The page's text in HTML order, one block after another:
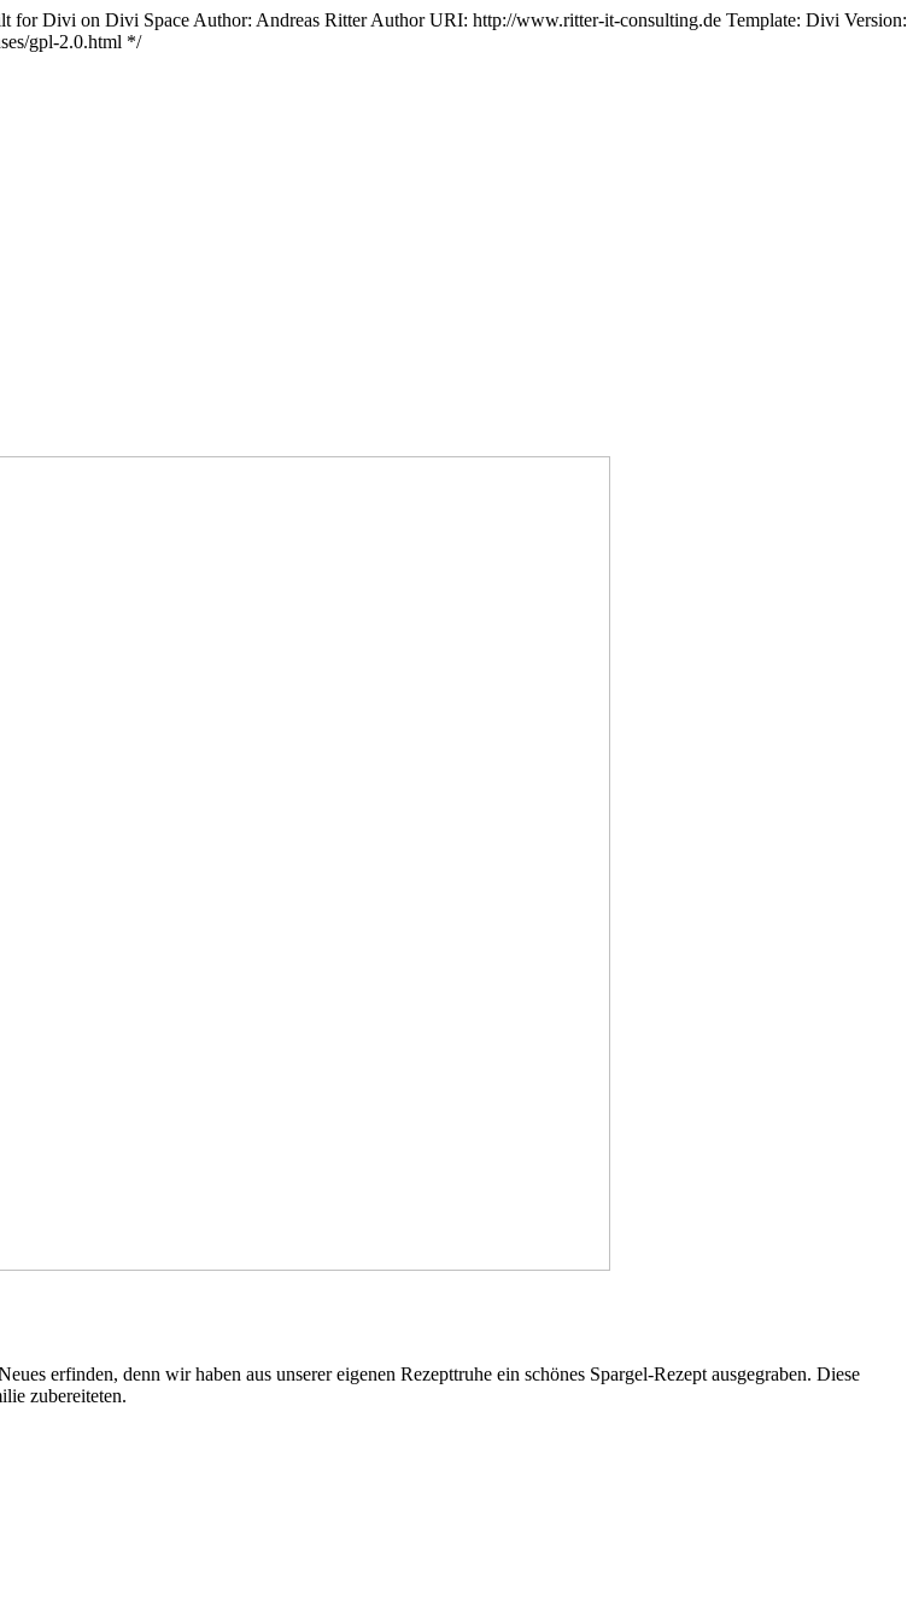
Divi on Divi Space Author: Andreas Ritter Author URI: http://www.ritter-it-consulting.de Template: Divi Version:
gpl-2.0.html */
erfinden, denn wir haben aus unserer eigenen Rezepttruhe ein schönes Spargel-Rezept ausgegraben. Diese
zubereiteten.